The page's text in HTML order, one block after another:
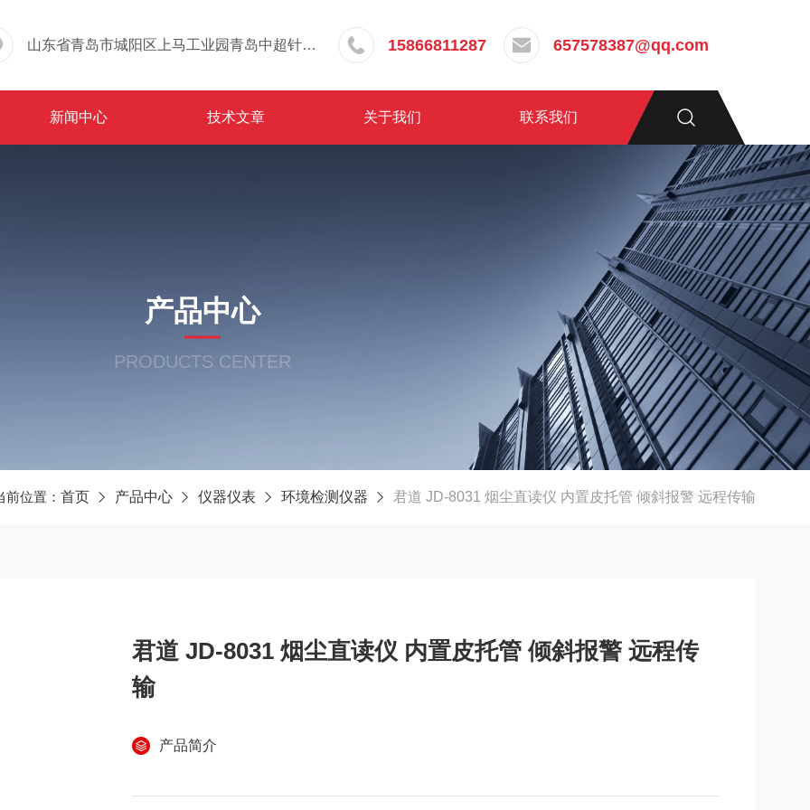
山东省青岛市城阳区上马工业园青岛中超针织有限公司院内东办公楼三层 15866811287 657578387@qq.com
新闻中心 技术文章 关于我们 联系我们
产品中心
PRODUCTS CENTER
前位置： 首页 产品中心 仪器仪表 环境检测仪器 君道 JD-8031 烟尘直读仪 内置皮托管 倾斜报警 远程传输
君道 JD-8031 烟尘直读仪 内置皮托管 倾斜报警 远程传
输
产品简介